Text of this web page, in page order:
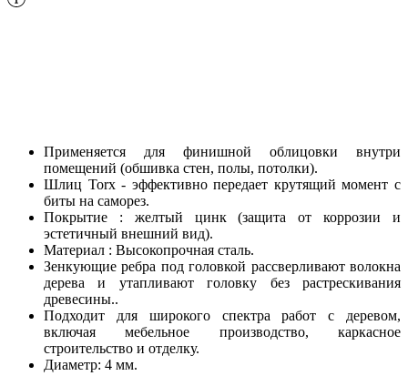
Применяется для финишной облицовки внутри
помещений (обшивка стен, полы, потолки).
Шлиц Torx - эффективно передает крутящий момент с
биты на саморез.
Покрытие : желтый цинк (защита от коррозии и
эстетичный внешний вид).
Материал : Высокопрочная сталь.
Зенкующие ребра под головкой рассверливают волокна
дерева и утапливают головку без растрескивания
древесины..
Подходит для широкого спектра работ с деревом,
включая мебельное производство, каркасное
строительство и отделку.
Диаметр: 4 мм.